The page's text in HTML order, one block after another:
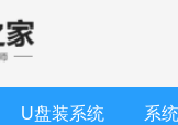
U盘装系统 系